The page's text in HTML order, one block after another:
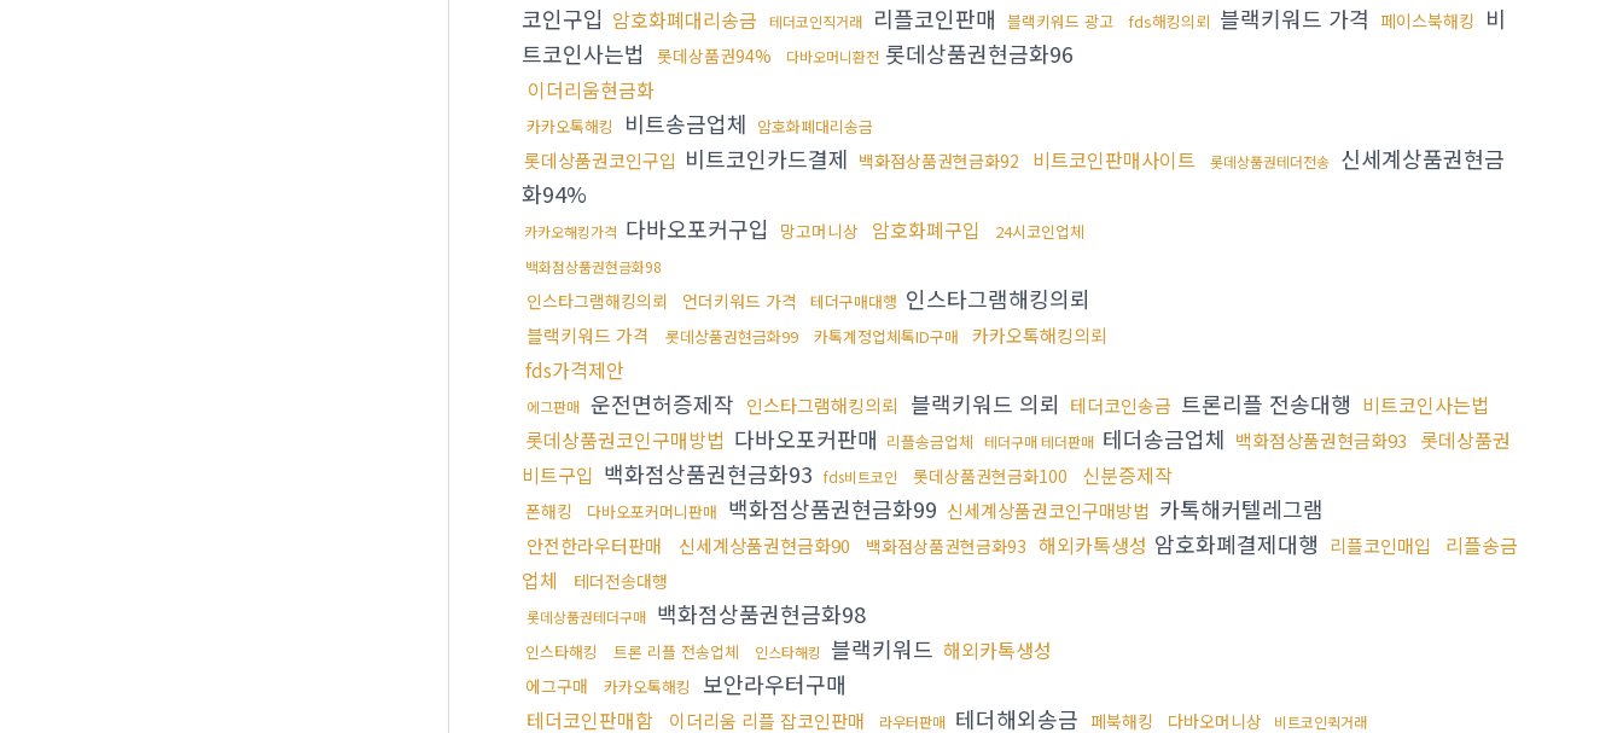
코인구입 암호화폐대리송금 테더코인직거래 리플코인판매 블랙키워드 광고 fds해킹의뢰 블랙키워드 가격 페이스북해킹 비
트코인사는법
롯데상품권94% 다바오머니환전 롯데상품권현금화96
이더리움현금화
카카오톡해킹 비트송금업체 암호화폐대리송금
롯데상품권코인구입 비트코인카드결제 백화점상품권현금화92 비트코인판매사이트 롯데상품권테더전송 신세계상품권현금
화94%
카카오해킹가격 다바오포커구입 망고머니상 암호화폐구입 24시코인업체
백화점상품권현금화98
인스타그램해킹의뢰 언더키워드 가격 테더구매대행 인스타그램해킹의뢰
블랙키워드 가격 롯데상품권현금화99 카톡계정업체톡ID구매 카카오톡해킹의뢰
fds가격제안
에그판매 운전면허증제작 인스타그램해킹의뢰 블랙키워드 의뢰 테더코인송금 트론리플 전송대행 비트코인사는법
롯데상품권코인구매방법 다바오포커판매 리플송금업체 테더구매 테더판매 테더송금업체 백화점상품권현금화93
롯데상품권
비트구입 백화점상품권현금화93 fds비트코인 롯데상품권현금화100 신분증제작
폰해킹 다바오포커머니판매 백화점상품권현금화99 신세계상품권코인구매방법 카톡해커텔레그램
안전한라우터판매 신세계상품권현금화90 백화점상품권현금화93 해외카톡생성 암호화폐결제대행 리플코인매입
리플송금
업체
테더전송대행
롯데상품권테더구매 백화점상품권현금화98
인스타해킹 트론 리플 전송업체 인스타해킹 블랙키워드 해외카톡생성
에그구매 카카오톡해킹 보안라우터구매
테더코인판매함 이더리움 리플 잡코인판매 라우터판매 테더해외송금 페북해킹 다바오머니상 비트코인퀵거래